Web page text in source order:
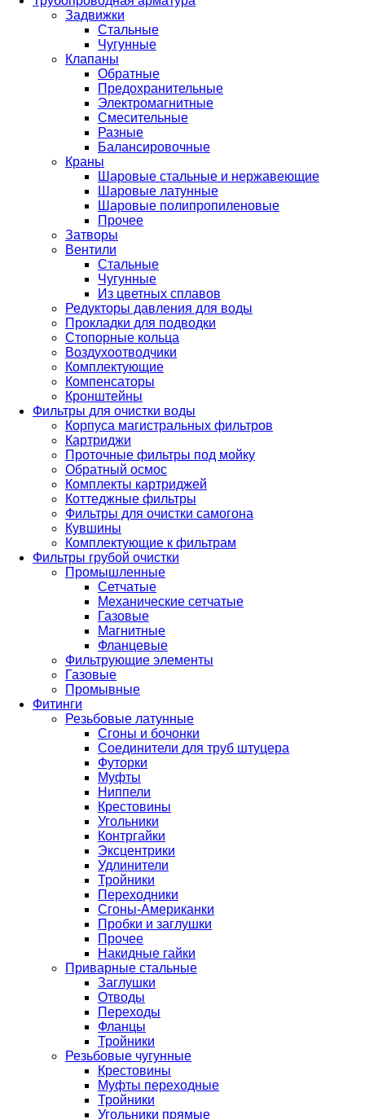
Задвижки
Стальные
Чугунные
Клапаны
Обратные
Предохранительные
Электромагнитные
Смесительные
Разные
Балансировочные
Краны
Шаровые стальные и нержавеющие
Шаровые латунные
Шаровые полипропиленовые
Прочее
Затворы
Вентили
Стальные
Чугунные
Из цветных сплавов
Редукторы давления для воды
Прокладки для подводки
Стопорные кольца
Воздухоотводчики
Комплектующие
Компенсаторы
Кронштейны
Фильтры для очистки воды
Корпуса магистральных фильтров
Картриджи
Проточные фильтры под мойку
Обратный осмос
Комплекты картриджей
Коттеджные фильтры
Фильтры для очистки самогона
Кувшины
Комплектующие к фильтрам
Фильтры грубой очистки
Промышленные
Сетчатые
Механические сетчатые
Газовые
Магнитные
Фланцевые
Фильтрующие элементы
Газовые
Промывные
Фитинги
Резьбовые латунные
Сгоны и бочонки
Соединители для труб штуцера
Футорки
Муфты
Ниппели
Крестовины
Угольники
Контргайки
Эксцентрики
Удлинители
Тройники
Переходники
Сгоны-Американки
Пробки и заглушки
Прочее
Накидные гайки
Приварные стальные
Заглушки
Отводы
Переходы
Фланцы
Тройники
Резьбовые чугунные
Крестовины
Муфты переходные
Тройники
Угольники прямые